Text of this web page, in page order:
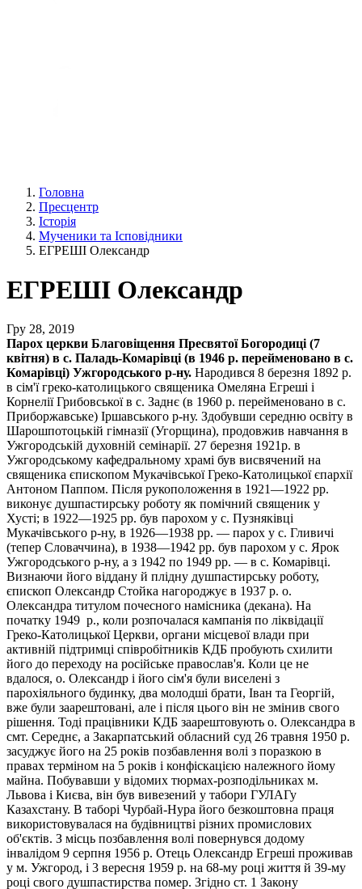
Головна
Пресцентр
Історія
Мученики та Ісповідники
ЕГРЕШІ Олександр
ЕГРЕШІ Олександр
Гру 28, 2019
Парох церкви Благовіщення Пресвятої Богородиці (7
квітня) в с. Паладь-Комарівці (в 1946 р. перейменовано в с.
Комарівці) Ужгородського р-ну. Народився 8 березня 1892 р.
в сім'ї греко-католицького священика Омеляна Егреші і
Корнелії Грибовської в с. Заднє (в 1960 р. перейменовано в с.
Приборжавське) Іршавського р-ну. Здобувши середню освіту в
Шарошпотоцькій гімназії (Угорщина), продовжив навчання в
Ужгородській духовній семінарії. 27 березня 1921р. в
Ужгородському кафедральному храмі був висвячений на
священика єпископом Мукачівської Греко-Католицької єпархії
Антоном Паппом. Після рукоположення в 1921—1922 рр.
виконує душпастирську роботу як помічний священик у
Хусті; в 1922—1925 рр. був парохом у с. Пузняківці
Мукачівського р-ну, в 1926—1938 рр. — парох у с. Гливичі
(тепер Словаччина), в 1938—1942 рр. був парохом у с. Ярок
Ужгородського р-ну, а з 1942 по 1949 рр. — в с. Комарівці.
Визнаючи його віддану й плідну душпастирську роботу,
єпископ Олександр Стойка нагороджує в 1937 р. о.
Олександра титулом почесного намісника (декана). На
початку 1949 р., коли розпочалася кампанія по ліквідації
Греко-Католицької Церкви, органи місцевої влади при
активній підтримці співробітників КДБ пробують схилити
його до переходу на російське православ'я. Коли це не
вдалося, о. Олександр і його сім'я були виселені з
парохіяльного будинку, два молодші брати, Іван та Георгій,
вже були заарештовані, але і після цього він не змінив свого
рішення. Тоді працівники КДБ заарештовують о. Олександра в
смт. Середнє, а Закарпатський обласний суд 26 травня 1950 р.
засуджує його на 25 років позбавлення волі з поразкою в
правах терміном на 5 років і конфіскацією належного йому
майна. Побувавши у відомих тюрмах-розподільниках м.
Львова і Києва, він був вивезений у табори ГУЛАГу
Казахстану. В таборі Чурбай-Нура його безкоштовна праця
використовувалася на будівництві різних промислових
об'єктів. З місць позбавлення волі повернувся додому
інвалідом 9 серпня 1956 р. Отець Олександр Егреші проживав
у м. Ужгород, і 3 вересня 1959 р. на 68-му році життя й 39-му
році свого душпастирства помер. Згідно ст. 1 Закону